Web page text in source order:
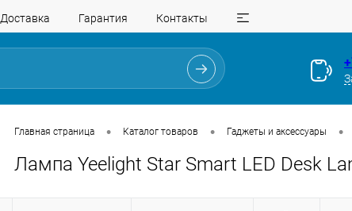
Доставка Гарантия Контакты
Главная страница • Каталог товаров • Гаджеты и аксессуары •
Лампа Yeelight Star Smart LED Desk